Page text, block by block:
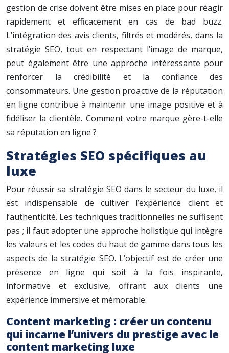
gestion de crise doivent être mises en place pour réagir
rapidement et efficacement en cas de bad buzz.
L’intégration des avis clients, filtrés et modérés, dans la
stratégie SEO, tout en respectant l’image de marque,
peut également être une approche intéressante pour
renforcer la crédibilité et la confiance des
consommateurs. Une gestion proactive de la réputation
en ligne contribue à maintenir une image positive et à
fidéliser la clientèle. Comment votre marque gère-t-elle
sa réputation en ligne ?
Stratégies SEO spécifiques au
luxe
Pour réussir sa stratégie SEO dans le secteur du luxe, il
est indispensable de cultiver l’expérience client et
l’authenticité. Les techniques traditionnelles ne suffisent
pas ; il faut adopter une approche holistique qui intègre
les valeurs et les codes du haut de gamme dans tous les
aspects de la stratégie SEO. L’objectif est de créer une
présence en ligne qui soit à la fois inspirante,
informative et exclusive, offrant aux clients une
expérience immersive et mémorable.
Content marketing : créer un contenu
qui incarne l’univers du prestige avec le
content marketing luxe